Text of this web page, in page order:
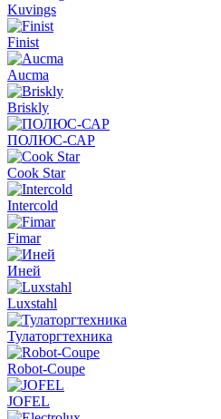
Kuvings
Finist
Aucma
Briskly
ПОЛЮС-САР
Cook Star
Intercold
Fimar
Иней
Luxstahl
Тулаторгтехника
Robot-Coupe
JOFEL